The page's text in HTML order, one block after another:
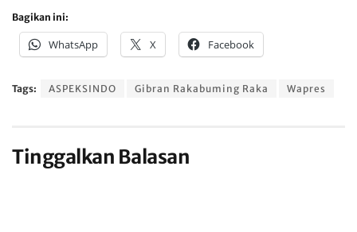
Bagikan ini:
WhatsApp X Facebook
Tags: ASPEKSINDO Gibran Rakabuming Raka Wapres
Tinggalkan Balasan